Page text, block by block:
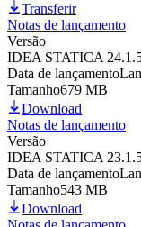
Transferir
Notas de lançamento
Versão
IDEA STATICA
Data de lançamento
Tamanho679 MB
Download
Notas de lançamento
Versão
IDEA STATICA
Data de lançamento
Tamanho543 MB
Download